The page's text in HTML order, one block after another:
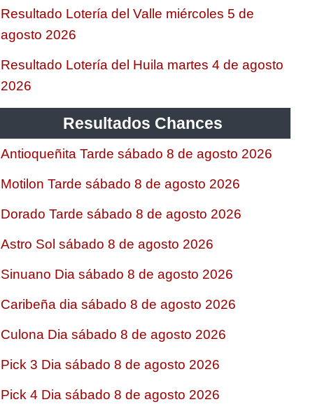
Resultado Lotería del Valle miércoles 5 de
agosto 2026
Resultado Lotería del Huila martes 4 de agosto
2026
Resultados Chances
Antioqueñita Tarde sábado 8 de agosto 2026
Motilon Tarde sábado 8 de agosto 2026
Dorado Tarde sábado 8 de agosto 2026
Astro Sol sábado 8 de agosto 2026
Sinuano Dia sábado 8 de agosto 2026
Caribeña dia sábado 8 de agosto 2026
Culona Dia sábado 8 de agosto 2026
Pick 3 Dia sábado 8 de agosto 2026
Pick 4 Dia sábado 8 de agosto 2026